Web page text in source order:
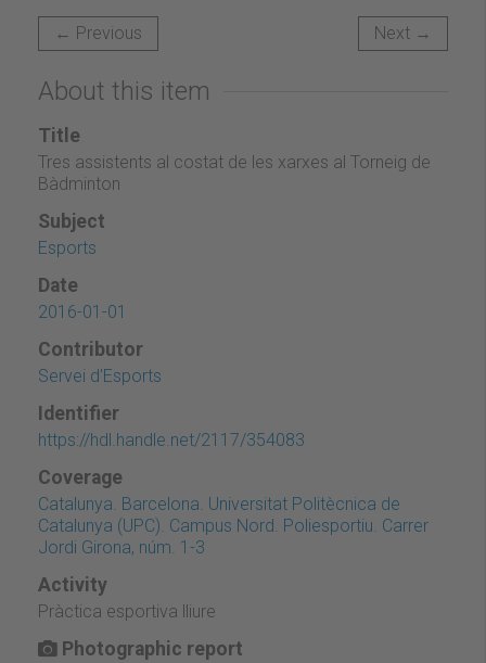
← Previous Next →
About this item
Title
Tres assistents al costat de les xarxes al Torneig de
Bàdminton
Subject
Esports
Date
2016-01-01
Contributor
Servei d'Esports
Identifier
https://hdl.handle.net/2117/354083
Coverage
Catalunya. Barcelona. Universitat Politècnica de
Catalunya (UPC). Campus Nord. Poliesportiu. Carrer
Jordi Girona, núm. 1-3
Activity
Pràctica esportiva lliure
Photographic report